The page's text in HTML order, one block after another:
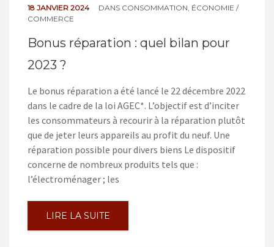
18 JANVIER 2024 DANS CONSOMMATION ÉCONOMIE /
COMMERCE
Bonus réparation : quel bilan pour
2023 ?
Le bonus réparation a été lancé le 22 décembre 2022
dans le cadre de la loi AGEC*. L’objectif est d’inciter
les consommateurs à recourir à la réparation plutôt
que de jeter leurs appareils au profit du neuf. Une
réparation possible pour divers biens Le dispositif
concerne de nombreux produits tels que :
l’électroménager ; les
LIRE LA SUITE